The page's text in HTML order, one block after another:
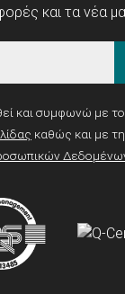
και τα νέα
και συμφωνώ με
καθώς και με